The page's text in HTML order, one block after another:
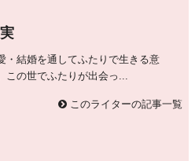
・結婚を通してふたりで生きる意
この世でふたりが出会っ...
このライターの記事一覧